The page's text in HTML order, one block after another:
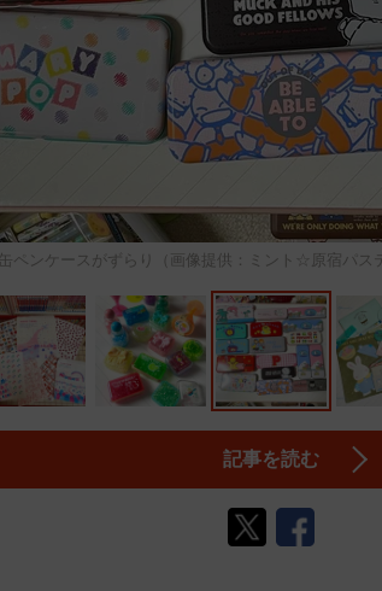
缶ペンケースがずらり（画像提供：ミント☆原宿パス
記事を読む